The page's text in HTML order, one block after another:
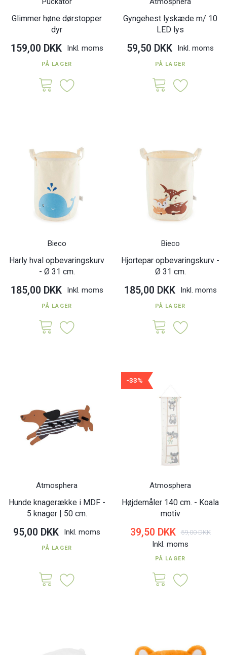
Glimmer høne dørstopper
dyr
159,00 DKK Inkl. moms
PÅ LAGER
Gyngehest lyskæde m/ 10
LED lys
59,50 DKK Inkl. moms
PÅ LAGER
Bieco
Harly hval opbevaringskurv
- Ø 31 cm.
185,00 DKK Inkl. moms
PÅ LAGER
Bieco
Hjortepar opbevaringskurv -
Ø 31 cm.
185,00 DKK Inkl. moms
PÅ LAGER
Atmosphera
Hunde knagerække i MDF -
5 knager | 50 cm.
95,00 DKK Inkl. moms
PÅ LAGER
-33%
Atmosphera
Højdemåler 140 cm. - Koala
motiv
39,50 DKK 59,00 DKK
Inkl. moms
PÅ LAGER